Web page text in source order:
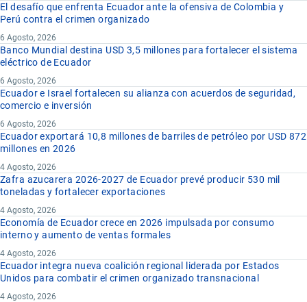
El desafío que enfrenta Ecuador ante la ofensiva de Colombia y
Perú contra el crimen organizado
6 Agosto, 2026
Banco Mundial destina USD 3,5 millones para fortalecer el sistema
eléctrico de Ecuador
6 Agosto, 2026
Ecuador e Israel fortalecen su alianza con acuerdos de seguridad,
comercio e inversión
6 Agosto, 2026
Ecuador exportará 10,8 millones de barriles de petróleo por USD 872
millones en 2026
4 Agosto, 2026
Zafra azucarera 2026-2027 de Ecuador prevé producir 530 mil
toneladas y fortalecer exportaciones
4 Agosto, 2026
Economía de Ecuador crece en 2026 impulsada por consumo
interno y aumento de ventas formales
4 Agosto, 2026
Ecuador integra nueva coalición regional liderada por Estados
Unidos para combatir el crimen organizado transnacional
4 Agosto, 2026